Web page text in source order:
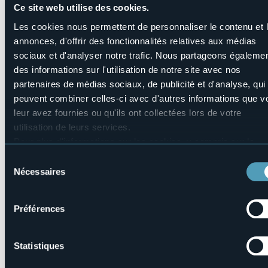
Ce site web utilise des cookies.
Les cookies nous permettent de personnaliser le contenu et
annonces, d'offrir des fonctionnalités relatives aux médias
sociaux et d'analyser notre trafic. Nous partageons
des informations sur l'utilisation de notre site avec nos
partenaires de médias sociaux, de publicité et d'analyse, qui
peuvent combiner celles-ci avec d'autres informations que
leur avez fournies ou qu'ils ont collectées lors de votre
utilisation de leurs services.
Pour plus d'informations sur les cookies, y compris sur la
Vous pouvez trouver la politique de confidentialité complète
Nécessaires
Préférences
Statistiques
Banda Musicale di Baceno
Corpo Musicale di Bannio Anzino
Corpo Musicale di Druogno
Info
https://tonesteatronatura.com/
https://www.instagram.com/tonesteatronatura/
Link biglietteria
biglietti:https://link.dice.fm/Z78a1a07a97b
per la sostenibilità ambientale, sociale ed economica degli
eventi a Tones Teatro Natura, coinvolgendo la comunità e il
territorio. Dal 2020 ha ottenuto la certificazione “gestione
20121.